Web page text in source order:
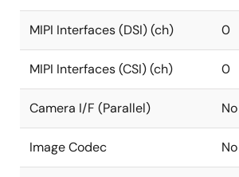
MIPI Interfaces (DSI) (ch) 0
MIPI Interfaces (CSI) (ch) 0
Camera I/F (Parallel) No
Image Codec No